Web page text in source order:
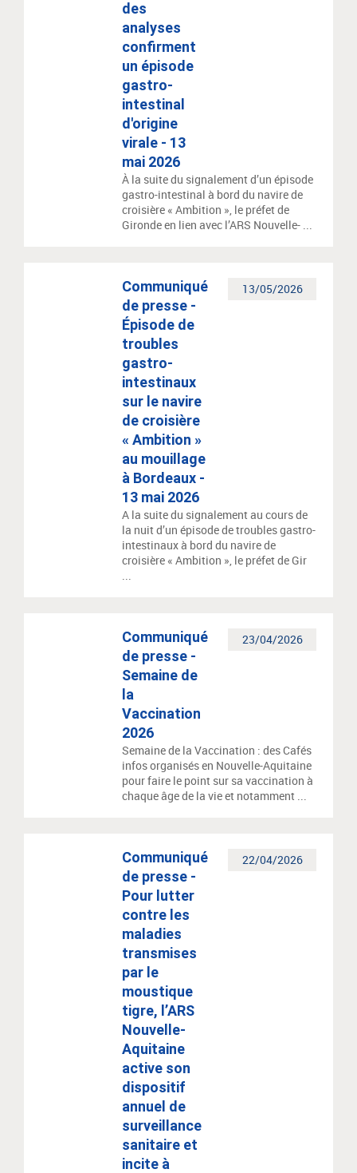
des
analyses
confirment
un épisode
gastro-
intestinal
d'origine
virale - 13
mai 2026
À la suite du signalement d’un épisode
gastro-intestinal à bord du navire de
croisière « Ambition », le préfet de
Gironde en lien avec l’ARS Nouvelle- ...
13/05/2026
Communiqué
de presse -
Épisode de
troubles
gastro-
intestinaux
sur le navire
de croisière
« Ambition »
au mouillage
à Bordeaux -
13 mai 2026
A la suite du signalement au cours de
la nuit d’un épisode de troubles gastro-
intestinaux à bord du navire de
croisière « Ambition », le préfet de Gir
23/04/2026
Communiqué
de presse -
Semaine de
la
Vaccination
2026
Semaine de la Vaccination : des Cafés
infos organisés en Nouvelle-Aquitaine
pour faire le point sur sa vaccination à
chaque âge de la vie et notamment ...
22/04/2026
Communiqué
de presse -
Pour lutter
contre les
maladies
transmises
par le
moustique
tigre, l’ARS
Nouvelle-
Aquitaine
active son
dispositif
annuel de
surveillance
sanitaire et
incite à